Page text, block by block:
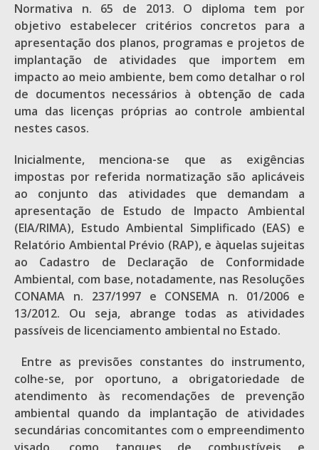
Normativa n. 65 de 2013. O diploma tem por
objetivo estabelecer critérios concretos para a
apresentação dos planos, programas e projetos de
implantação de atividades que importem em
impacto ao meio ambiente, bem como detalhar o rol
de documentos necessários à obtenção de cada
uma das licenças próprias ao controle ambiental
nestes casos.
Inicialmente, menciona-se que as exigências
impostas por referida normatização são aplicáveis
ao conjunto das atividades que demandam a
apresentação de Estudo de Impacto Ambiental
(EIA/RIMA), Estudo Ambiental Simplificado (EAS) e
Relatório Ambiental Prévio (RAP), e àquelas sujeitas
ao Cadastro de Declaração de Conformidade
Ambiental, com base, notadamente, nas Resoluções
CONAMA n. 237/1997 e CONSEMA n. 01/2006 e
13/2012. Ou seja, abrange todas as atividades
passíveis de licenciamento ambiental no Estado.
Entre as previsões constantes do instrumento,
colhe-se, por oportuno, a obrigatoriedade de
atendimento às recomendações de prevenção
ambiental quando da implantação de atividades
secundárias concomitantes com o empreendimento